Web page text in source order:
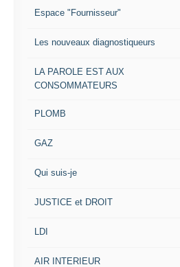
Espace "Fournisseur"
Les nouveaux diagnostiqueurs
LA PAROLE EST AUX
CONSOMMATEURS
PLOMB
GAZ
Qui suis-je
JUSTICE et DROIT
LDI
AIR INTERIEUR